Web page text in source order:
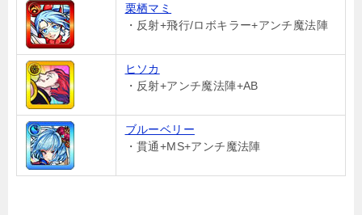
栗栖マミ
・反射+飛行/ロボキラー+アンチ魔法陣
ヒソカ
・反射+アンチ魔法陣+AB
ブルーベリー
・貫通+MS+アンチ魔法陣